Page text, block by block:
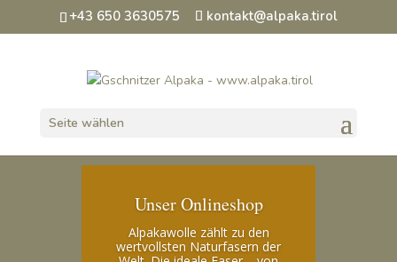
+43 650 3630575 kontakt@alpaka.tirol
Seite wählen
Unser Onlineshop
Alpakawolle zählt zu den
wertvollsten Naturfasern der